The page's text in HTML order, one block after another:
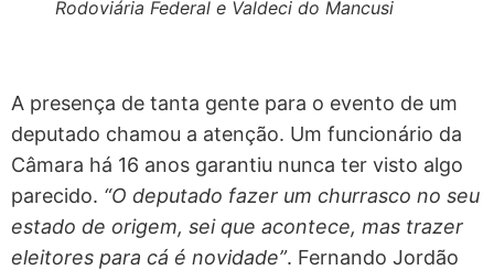
Rodoviária Federal e Valdeci do Mancusi
A presença de tanta gente para o evento de um
deputado chamou a atenção. Um funcionário da
Câmara há 16 anos garantiu nunca ter visto algo
parecido. “O deputado fazer um churrasco no seu
estado de origem, sei que acontece, mas trazer
eleitores para cá é novidade”. Fernando Jordão